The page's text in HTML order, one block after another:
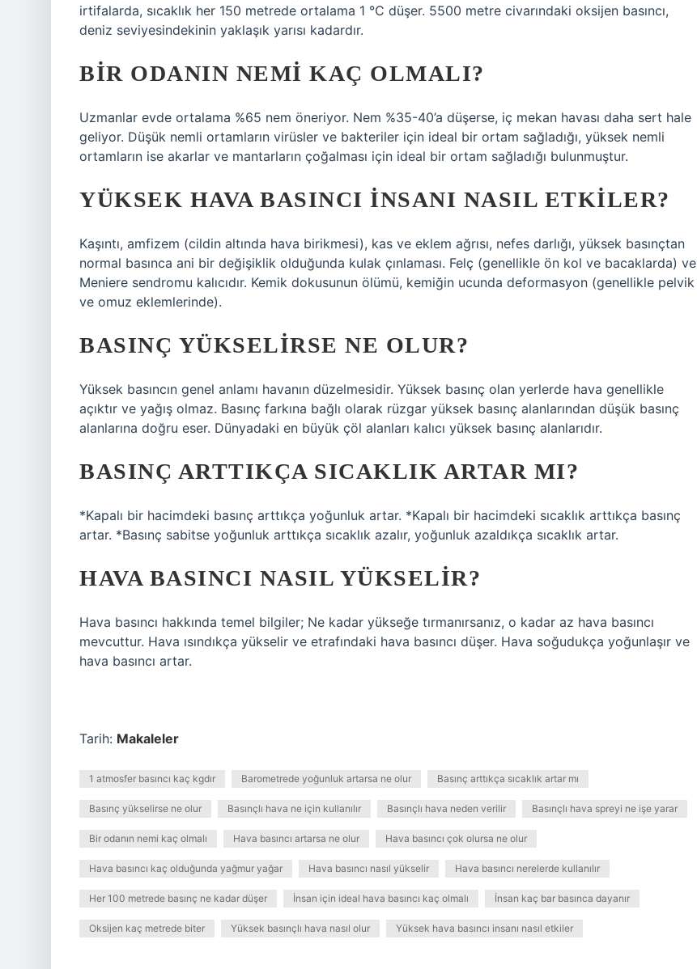
irtifalarda, sıcaklık her 150 metrede ortalama 1 °C düşer. 5500 metre civarındaki oksijen basıncı,
deniz seviyesindekinin yaklaşık yarısı kadardır.
BIR ODANIN NEMI KAÇ OLMALI?
Uzmanlar evde ortalama %65 nem öneriyor. Nem %35-40’a düşerse, iç mekan havası daha sert hale
geliyor. Düşük nemli ortamların virüsler ve bakteriler için ideal bir ortam sağladığı, yüksek nemli
ortamların ise akarlar ve mantarların çoğalması için ideal bir ortam sağladığı bulunmuştur.
YÜKSEK HAVA BASINCI INSANI NASIL ETKILER?
Kaşıntı, amfizem (cildin altında hava birikmesi), kas ve eklem ağrısı, nefes darlığı, yüksek basınçtan
normal basınca ani bir değişiklik olduğunda kulak çınlaması. Felç (genellikle ön kol ve bacaklarda) ve
Meniere sendromu kalıcıdır. Kemik dokusunun ölümü, kemiğin ucunda deformasyon (genellikle pelvik
ve omuz eklemlerinde).
BASINÇ YÜKSELIRSE NE OLUR?
Yüksek basıncın genel anlamı havanın düzelmesidir. Yüksek basınç olan yerlerde hava genellikle
açıktır ve yağış olmaz. Basınç farkına bağlı olarak rüzgar yüksek basınç alanlarından düşük basınç
alanlarına doğru eser. Dünyadaki en büyük çöl alanları kalıcı yüksek basınç alanlarıdır.
BASINÇ ARTTIKÇA SICAKLIK ARTAR MI?
*Kapalı bir hacimdeki basınç arttıkça yoğunluk artar. *Kapalı bir hacimdeki sıcaklık arttıkça basınç
artar. *Basınç sabitse yoğunluk arttıkça sıcaklık azalır, yoğunluk azaldıkça sıcaklık artar.
HAVA BASINCI NASIL YÜKSELIR?
Hava basıncı hakkında temel bilgiler; Ne kadar yükseğe tırmanırsanız, o kadar az hava basıncı
mevcuttur. Hava ısındıkça yükselir ve etrafındaki hava basıncı düşer. Hava soğudukça yoğunlaşır ve
hava basıncı artar.
Tarih: Makaleler
1 atmosfer basıncı kaç kgdır Barometrede yoğunluk artarsa ne olur Basınç arttıkça sıcaklık artar mı
Basınç yükselirse ne olur Basınçlı hava ne için kullanılır Basınçlı hava neden verilir Basınçlı hava spreyi ne işe yarar
Bir odanın nemi kaç olmalı Hava basıncı artarsa ne olur Hava basıncı çok olursa ne olur
Hava basıncı kaç olduğunda yağmur yağar Hava basıncı nasıl yükselir Hava basıncı nerelerde kullanılır
Her 100 metrede basınç ne kadar düşer İnsan için ideal hava basıncı kaç olmalı İnsan kaç bar basınca dayanır
Oksijen kaç metrede biter Yüksek basınçlı hava nasıl olur Yüksek hava basıncı insanı nasıl etkiler